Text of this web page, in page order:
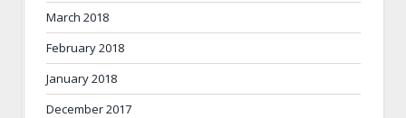
March 2018
February 2018
January 2018
December 2017